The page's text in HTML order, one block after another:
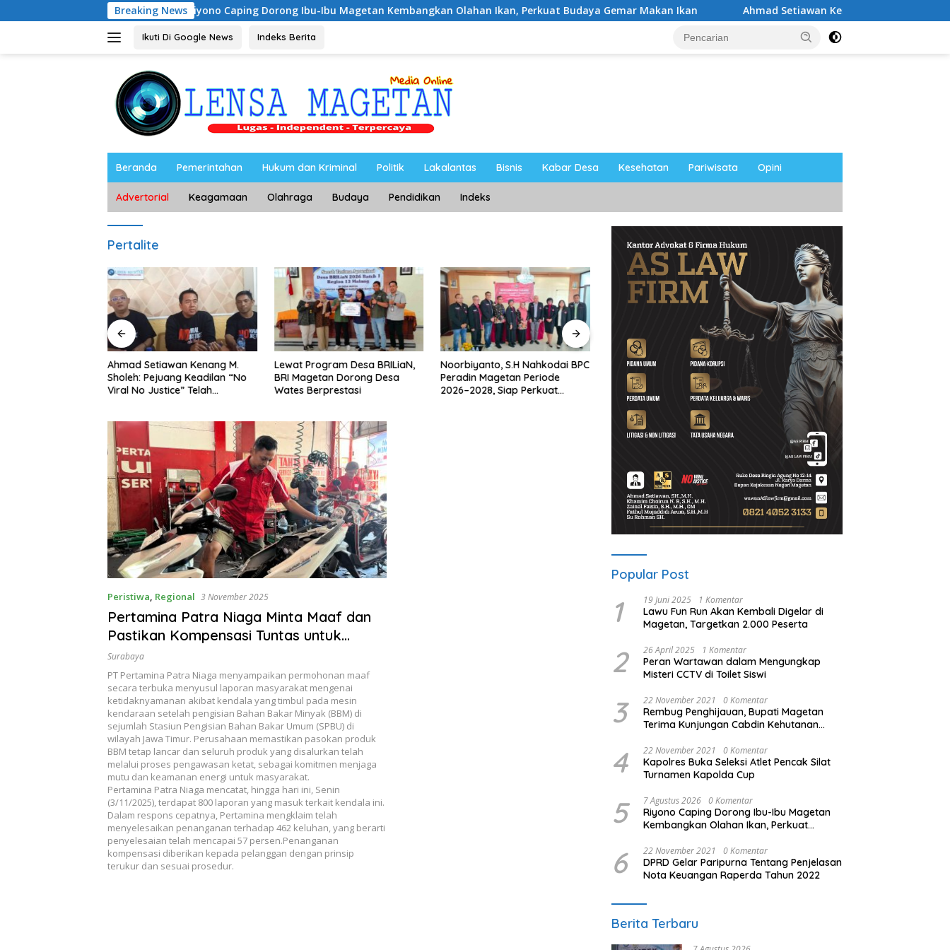
ke
Breaking News
Riyono Caping Dorong Ibu-Ibu Magetan Kembangkan Olahan Ikan, Perkuat Budaya Gemar Makan Ikan Ahmad Setiawan Kenang M. Sholeh: Pejuang Keadilan
Ikuti Di Google News Indeks Berita
Beranda Pemerintahan Hukum dan Kriminal Politik Lakalantas Bisnis Kabar Desa Kesehatan Pariwisata Opini
Advertorial Keagamaan Olahraga Budaya Pendidikan Indeks
Pertalite
Ahmad Setiawan Kenang M.
Sholeh: Pejuang Keadilan “No
Viral No Justice” Telah
Lewat Program Desa BRILiaN,
BRI Magetan Dorong Desa
Wates Berprestasi
Noorbiyanto, S.H Nahkodai BPC
Peradin Magetan Periode
2026–2028, Siap Perkuat
UNESA Gelar ICAPSTURE 2026
di Magetan, Dorong Inovasi
untuk Masa Depan
Berkelanjutan
Ketua PWI Magetan: OKK
Penting untuk Mencetak
Wartawan Profesional,
Berintegritas dan Terpercaya
Peristiwa, Regional 3 November 2025
Pertamina Patra Niaga Minta Maaf dan
Pastikan Kompensasi Tuntas untuk
Kendala BBM di Jatim
Surabaya
PT Pertamina Patra Niaga menyampaikan permohonan maaf
secara terbuka menyusul laporan masyarakat mengenai
ketidaknyamanan akibat kendala yang timbul pada mesin
kendaraan setelah pengisian Bahan Bakar Minyak (BBM) di
sejumlah Stasiun Pengisian Bahan Bakar Umum (SPBU) di
wilayah Jawa Timur. Perusahaan memastikan pasokan produk
BBM tetap lancar dan seluruh produk yang disalurkan telah
melalui proses pengawasan ketat, sebagai komitmen menjaga
mutu dan keamanan energi untuk masyarakat.
Pertamina Patra Niaga mencatat, hingga hari ini, Senin
(3/11/2025), terdapat 800 laporan yang masuk terkait kendala ini.
Dalam respons cepatnya, Pertamina mengklaim telah
menyelesaikan penanganan terhadap 462 keluhan, yang berarti
penyelesaian telah mencapai 57 persen.Penanganan
kompensasi diberikan kepada pelanggan dengan prinsip
terukur dan sesuai prosedur.
Popular Post
1 19 Juni 2025 1 Komentar
Lawu Fun Run Akan Kembali Digelar di
Magetan, Targetkan 2.000 Peserta
2 26 April 2025 1 Komentar
Peran Wartawan dalam Mengungkap
Misteri CCTV di Toilet Siswi
3 22 November 2021 0 Komentar
Rembug Penghijauan, Bupati Magetan
Terima Kunjungan Cabdin Kehutanan
4 22 November 2021 0 Komentar
Kapolres Buka Seleksi Atlet Pencak Silat
Turnamen Kapolda Cup
5 7 Agustus 2026 0 Komentar
Riyono Caping Dorong Ibu-Ibu Magetan
Kembangkan Olahan Ikan, Perkuat
6 22 November 2021 0 Komentar
DPRD Gelar Paripurna Tentang Penjelasan
Nota Keuangan Raperda Tahun 2022
Berita Terbaru